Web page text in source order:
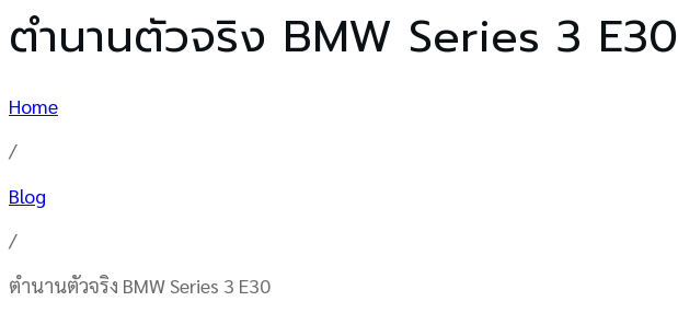
ตำนานตัวจริง BMW Series 3 E30
Home
/
Blog
/
ตำนานตัวจริง BMW Series 3 E30